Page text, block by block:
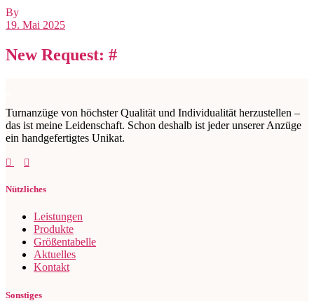
By
19. Mai 2025
New Request: #
Turnanzüge von höchster Qualität und Individualität herzustellen –
das ist meine Leidenschaft. Schon deshalb ist jeder unserer Anzüge
ein handgefertigtes Unikat.
Nützliches
Leistungen
Produkte
Größentabelle
Aktuelles
Kontakt
Sonstiges